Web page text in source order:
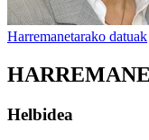
Harremanetarako datuak
Helbidea